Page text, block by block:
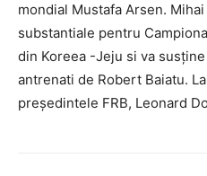
mondial Mustafa Arsen.
substantiale pentru
din Koreea -Jeju si va
antrenati de Robert Baiatu.
președintele FRB, Leonard